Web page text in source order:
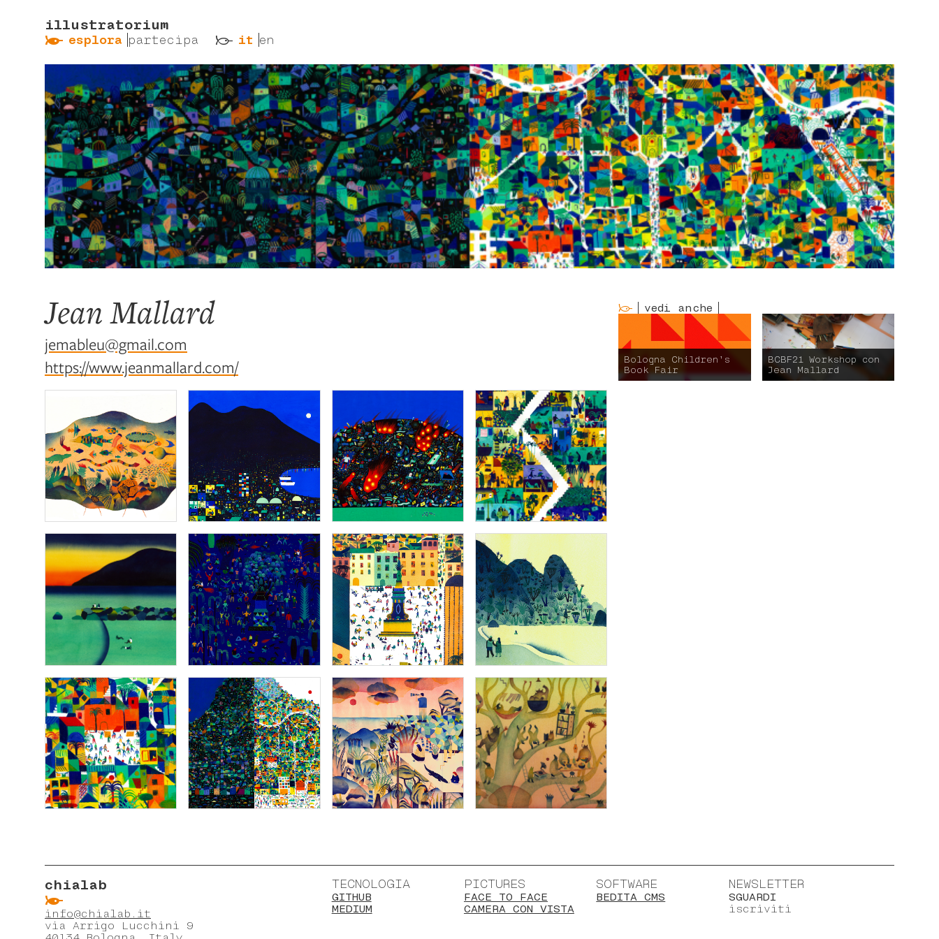
illustratorium
ẞ esplora partecipa ß it en
Jean Mallard
jemableu@gmail.com
https://www.jeanmallard.com/
vedi anche
Bologna Children’s
Book Fair
BCBF21 Workshop con
Jean Mallard
chialab
ẞ
info@chialab.it
via Arrigo Lucchini 9
TECNOLOGIA
GITHUB
MEDIUM
PICTURES
FACE TO FACE
CAMERA CON VISTA
SOFTWARE
BEDITA CMS
NEWSLETTER
SGUARDI
iscriviti